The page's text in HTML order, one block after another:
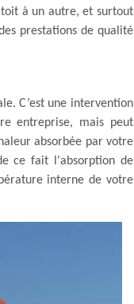
toit à un autre, et surtout
prestations de qualité
C’est une intervention
entreprise, mais peut
absorbée par votre
ce fait l'absorption de
interne de votre